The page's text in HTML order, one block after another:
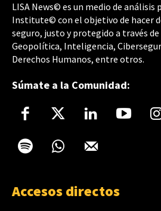
LISA News© es un medio de análisis
Institute© con el objetivo de hacer
seguro, justo y protegido a través
Geopolítica, Inteligencia,
Derechos Humanos, entre otros.
Súmate a la Comunidad:
Accesos directos